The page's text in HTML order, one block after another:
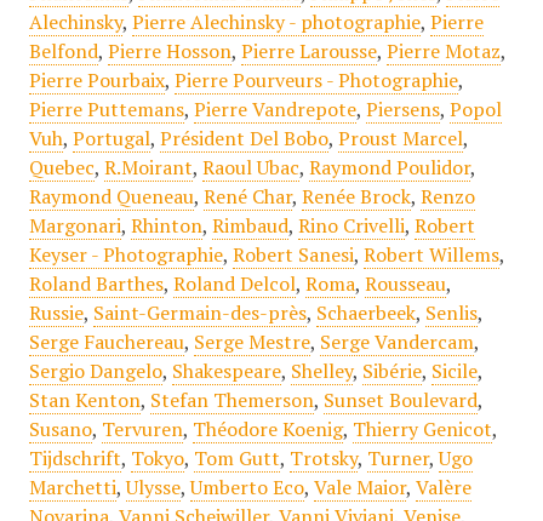
Alechinsky, Pierre Alechinsky - photographie, Pierre
Belfond, Pierre Hosson, Pierre Larousse, Pierre Motaz,
Pierre Pourbaix, Pierre Pourveurs - Photographie,
Pierre Puttemans, Pierre Vandrepote, Piersens, Popol
Vuh, Portugal, Président Del Bobo, Proust Marcel,
Quebec, R.Moirant, Raoul Ubac, Raymond Poulidor,
Raymond Queneau, René Char, Renée Brock, Renzo
Margonari, Rhinton, Rimbaud, Rino Crivelli, Robert
Keyser - Photographie, Robert Sanesi, Robert Willems,
Roland Barthes, Roland Delcol, Roma, Rousseau,
Russie, Saint-Germain-des-près, Schaerbeek, Senlis,
Serge Fauchereau, Serge Mestre, Serge Vandercam,
Sergio Dangelo, Shakespeare, Shelley, Sibérie, Sicile,
Stan Kenton, Stefan Themerson, Sunset Boulevard,
Susano, Tervuren, Théodore Koenig, Thierry Genicot,
Tijdschrift, Tokyo, Tom Gutt, Trotsky, Turner,Ugo
Marchetti,Ulysse,Umberto Eco, Vale Maior, Valère